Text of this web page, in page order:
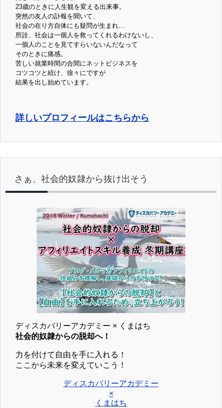
23歳のときに人生観を変える出来事。
突然の友人の訃報を聞いて、
社会の在り方自体にも疑問が生まれ…
所詮、社会は一個人を救ってくれるわけないし、
一個人のことを見てすらいないんだなって
そのときに痛感。
苦しい就業時間の合間にネットビジネスを
コツコツと続け、徐々にですが
結果を出し始めています。
詳しいプロフィールはこちらから
さぁ、社会的奴隷から抜け出そう
ディスカバリーアカデミー × くまはち
社会的奴隷からの脱却へ！
力を付けて自由を手に入れる！
ここから未来を変えていこう！
ディスカバリーアカデミー
×
くまはち